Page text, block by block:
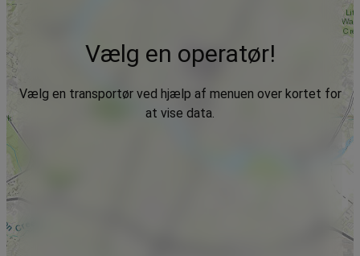
Vælg en operatør!
Vælg en transportør ved hjælp af menuen over kortet for
at vise data.